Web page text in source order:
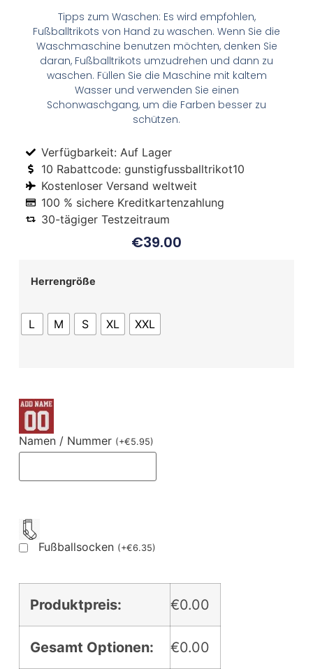
Tipps zum Waschen: Es wird empfohlen,
Fußballtrikots von Hand zu waschen. Wenn Sie die
Waschmaschine benutzen möchten, denken Sie
daran, Fußballtrikots umzudrehen und dann zu
waschen. Füllen Sie die Maschine mit kaltem
Wasser und verwenden Sie einen
Schonwaschgang, um die Farben besser zu
schützen.
Verfügbarkeit: Auf Lager
10 Rabattcode: gunstigfussballtrikot10
Kostenloser Versand weltweit
100 % sichere Kreditkartenzahlung
30-tägiger Testzeitraum
€39.00
Herrengröße
L M S XL XXL
Namen / Nummer (+€5.95)
Fußballsocken (+€6.35)
Produktpreis: €0.00
Gesamt Optionen: €0.00